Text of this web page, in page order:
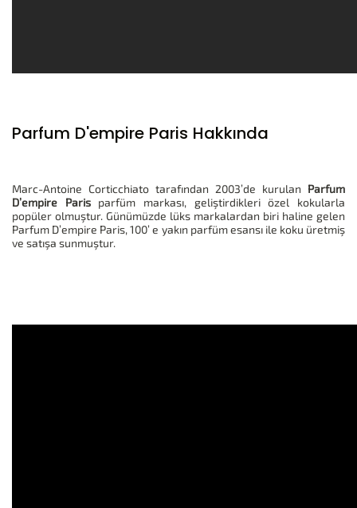
Parfum D'empire Paris Hakkında
Marc-Antoine Corticchiato tarafından 2003’de kurulan Parfum
D’empire Parisparfüm markası, geliştirdikleri özel kokularla
popüler olmuştur. Günümüzde lüks markalardan biri haline gelen
Parfum D’empire Paris, 100’ e yakın parfüm esansı ile koku üretmiş
ve satışa sunmuştur.